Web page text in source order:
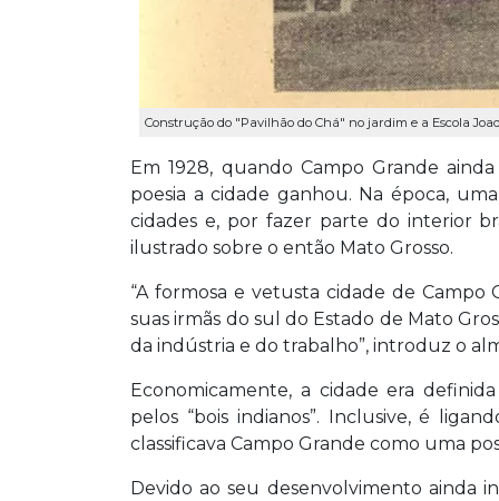
Construção do "Pavilhão do Chá" no jardim e a Escola
Em 1928, quando Campo Grande
poesia a cidade ganhou. Na época,
cidades e, por fazer parte do interior
ilustrado sobre o então Mato Grosso.
“A formosa e vetusta cidade de
suas irmãs do sul do Estado de Mato
da indústria e do trabalho”, introduz o
Economicamente, a cidade era
pelos “bois indianos”. Inclusive, é
classificava Campo Grande como uma
Devido ao seu desenvolvimento ainda